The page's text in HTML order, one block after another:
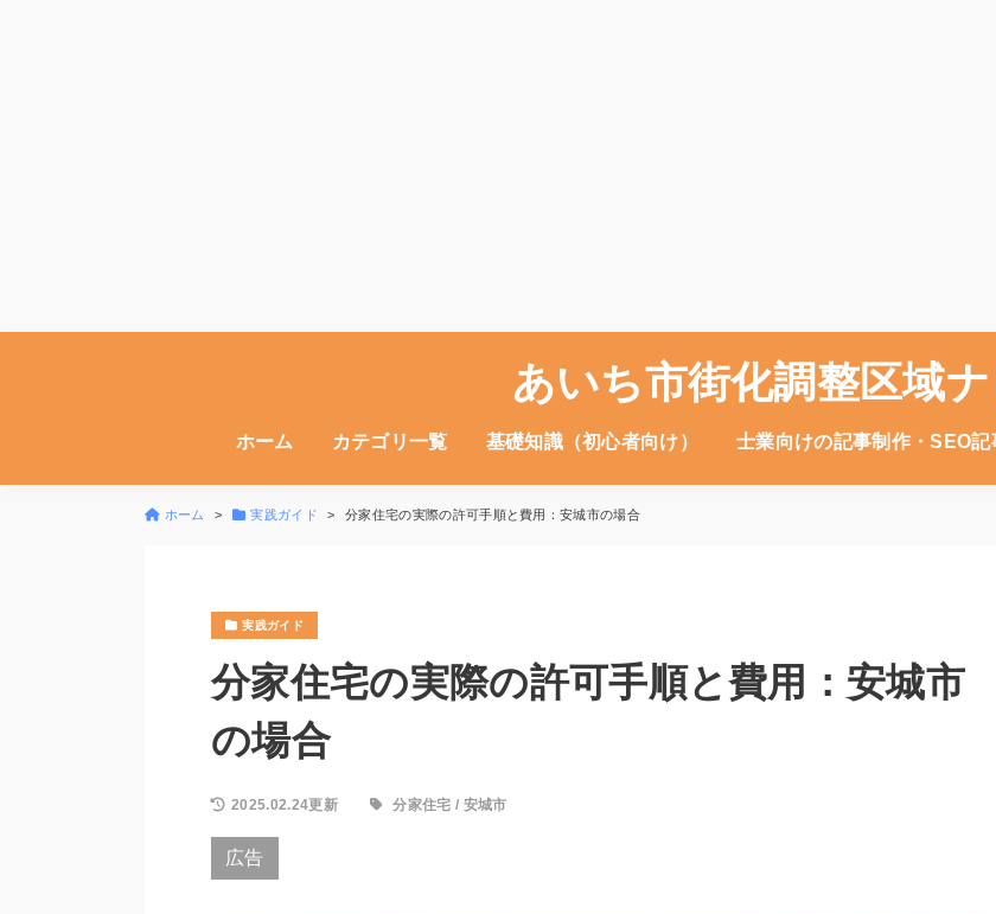
あいち市街化調整区域
ホーム カテゴリ一覧 基礎知識（初心者向け） 士業向けの記事制作・SEO
ホーム 実践ガイド 分家住宅の実際の許可手順と費用：安城市の場合
実践ガイド
分家住宅の実際の許可手順と費用：安城市
の場合
2025.02.24更新 分家住宅 / 安城市
広告